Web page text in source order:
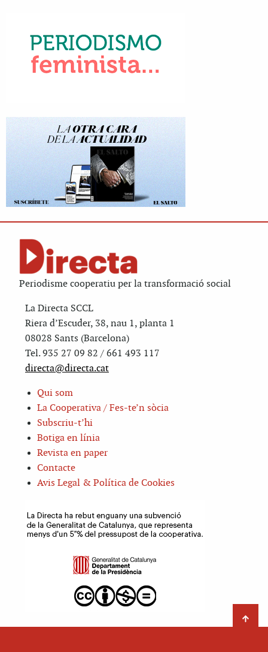
Periodisme cooperatiu per la transformació social
La Directa SCCL
Riera d’Escuder, 38, nau 1, planta 1
08028 Sants (Barcelona)
Tel. 935 27 09 82 / 661 493 117
directa@directa.cat
Qui som
La Cooperativa / Fes-te’n sòcia
Subscriu-t’hi
Botiga en línia
Revista en paper
Contacte
Avis Legal & Política de Cookies